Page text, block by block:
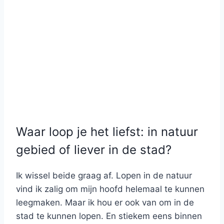
Waar loop je het liefst: in natuur
gebied of liever in de stad?
Ik wissel beide graag af. Lopen in de natuur
vind ik zalig om mijn hoofd helemaal te kunnen
leegmaken. Maar ik hou er ook van om in de
stad te kunnen lopen. En stiekem eens binnen